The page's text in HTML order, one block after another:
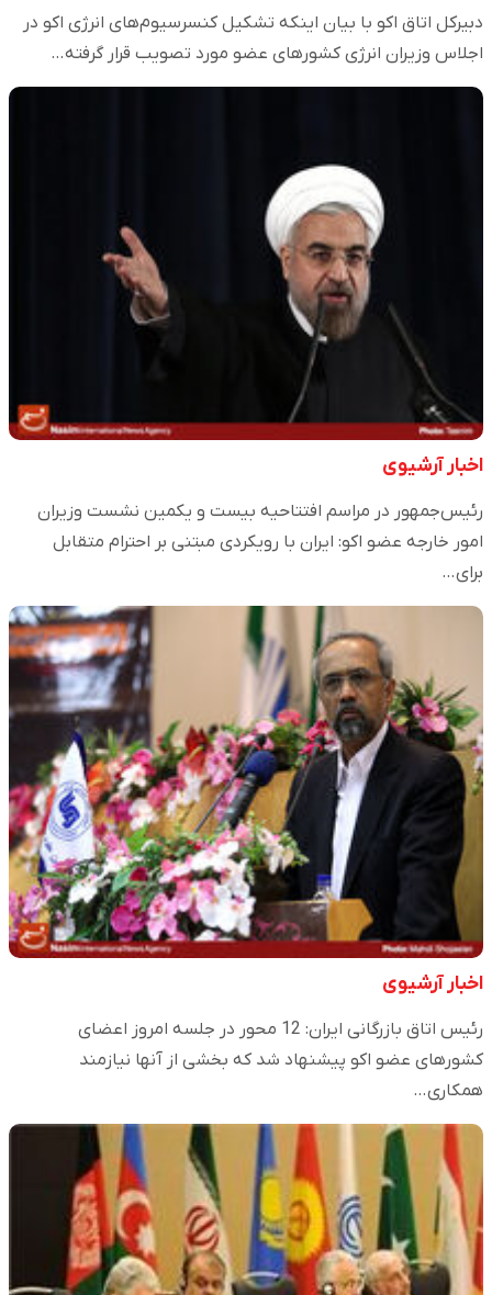
دبیرکل اتاق اکو با بیان اینکه تشکیل کنسرسیوم‌های انرژی اکو در
اجلاس وزیران انرژی کشورهای عضو مورد تصویب قرار گرفته…
اخبار آرشیوی
رئیس‌جمهور در مراسم افتتاحیه بیست و یکمین نشست وزیران
امور خارجه عضو اکو: ایران با رویکردی مبتنی بر احترام متقابل
برای…
اخبار آرشیوی
رئیس اتاق بازرگانی ایران: 12 محور در جلسه امروز اعضای
کشورهای عضو اکو پیشنهاد شد که بخشی از آنها نیازمند
همکاری…